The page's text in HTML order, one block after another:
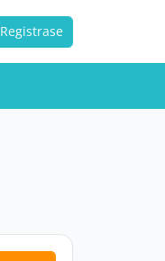
Registrase